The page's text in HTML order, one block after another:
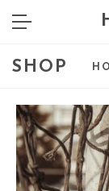
SHOP